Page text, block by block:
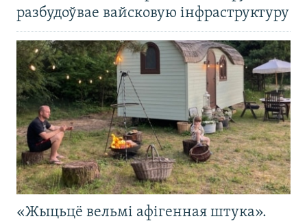
разбудоўвае вайсковую інфраструктуру
«Жыцьцё вельмі афігенная штука».